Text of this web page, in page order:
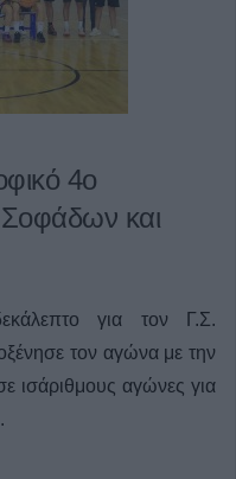
4ο
Σοφάδων και
για τον Γ.Σ.
τον αγώνα με την
ισάριθμους αγώνες για